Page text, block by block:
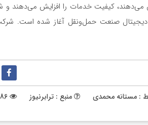
کیفیت خدمات را افزایش می‌دهند و
صنعت حمل‌ونقل آغاز شده است.
: مستانه محمدی منبع : ترابرنیوز